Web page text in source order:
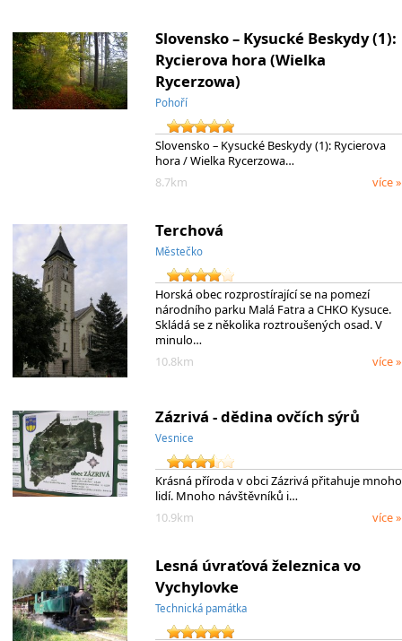
Slovensko – Kysucké Beskydy (1):
Rycierova hora (Wielka
Rycerzowa)
Pohoří
Slovensko – Kysucké Beskydy (1): Rycierova
hora / Wielka Rycerzowa…
8.7km
více »
Terchová
Městečko
Horská obec rozprostírající se na pomezí
národního parku Malá Fatra a CHKO Kysuce.
Skládá se z několika roztroušených osad. V
minulo…
10.8km
více »
Zázrivá - dědina ovčích sýrů
Vesnice
Krásná příroda v obci Zázrivá přitahuje mnoho
lidí. Mnoho návštěvníků i…
10.9km
více »
Lesná úvraťová železnica vo
Vychylovke
Technická památka